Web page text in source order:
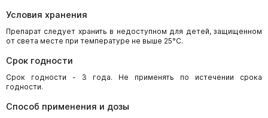
Условия хранения
Препарат следует хранить в недоступном для детей, защищенном
от света месте при температуре не выше 25°С.
Срок годности
Срок годности - 3 года. Не применять по истечении срока
годности.
Способ применения и дозы